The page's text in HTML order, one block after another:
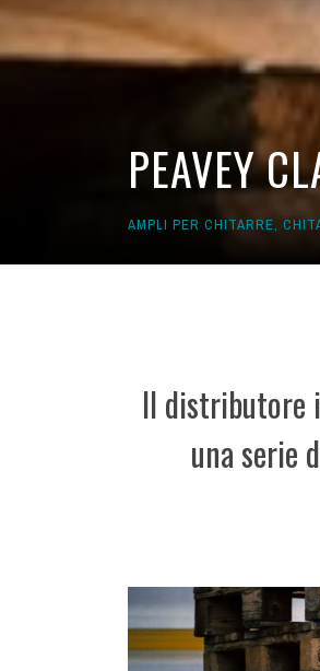
PEAVEY
AMPLI PER CHITARRE,
Il distributore
una serie